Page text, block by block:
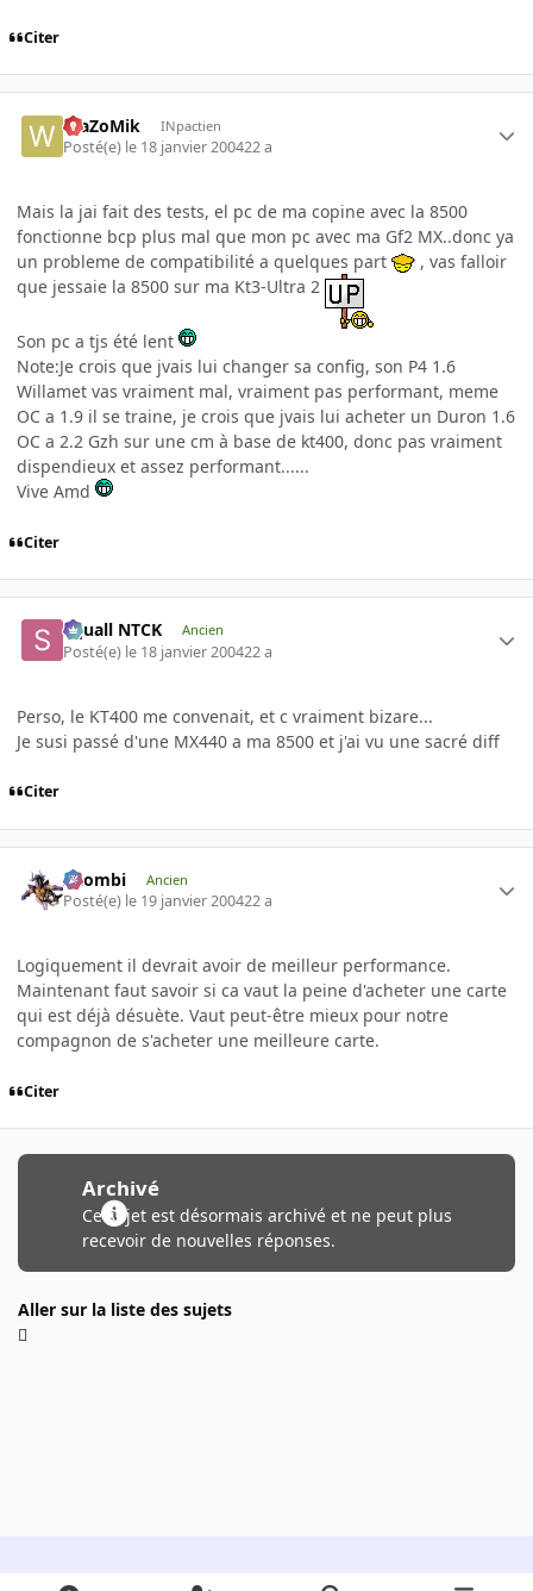
Citer
WaZoMik INpactien
Posté(e) le 18 janvier 200422 a
Mais la jai fait des tests, el pc de ma copine avec la 8500
fonctionne bcp plus mal que mon pc avec ma Gf2 MX..donc ya
un probleme de compatibilité a quelques part
, vas falloir
que jessaie la 8500 sur ma Kt3-Ultra 2
Son pc a tjs été lent
Note:Je crois que jvais lui changer sa config, son P4 1.6
Willamet vas vraiment mal, vraiment pas performant, meme
OC a 1.9 il se traine, je crois que jvais lui acheter un Duron 1.6
OC a 2.2 Gzh sur une cm à base de kt400, donc pas vraiment
dispendieux et assez performant......
Vive Amd
Citer
Squall NTCK Ancien
Posté(e) le 18 janvier 200422 a
Perso, le KT400 me convenait, et c vraiment bizare...
Je susi passé d'une MX440 a ma 8500 et j'ai vu une sacré diff
Citer
XZombi Ancien
Posté(e) le 19 janvier 200422 a
Logiquement il devrait avoir de meilleur performance.
Maintenant faut savoir si ca vaut la peine d'acheter une carte
qui est déjà désuète. Vaut peut-être mieux pour notre
compagnon de s'acheter une meilleure carte.
Citer
Archivé
Ce sujet est désormais archivé et ne peut plus
recevoir de nouvelles réponses.
Aller sur la liste des sujets